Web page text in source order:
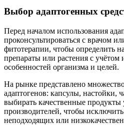
Выбор адаптогенных
Перед началом использования
проконсультироваться с врачом
фитотерапии, чтобы определить
препараты или растения с
особенностей организма и целей.
На рынке представлено
адаптогенов: капсулы,
выбирать качественные
производителей, чтобы
неподходящих или